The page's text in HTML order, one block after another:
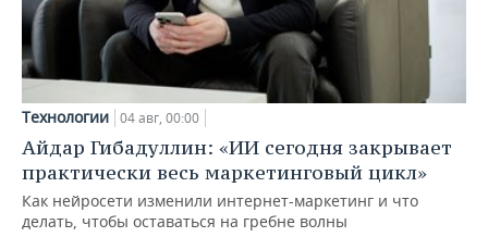
Технологии 04 авг, 00:00
Айдар Гибадуллин: «ИИ сегодня закрывает
практически весь маркетинговый цикл»
Как нейросети изменили интернет-маркетинг и что
делать, чтобы оставаться на гребне волны